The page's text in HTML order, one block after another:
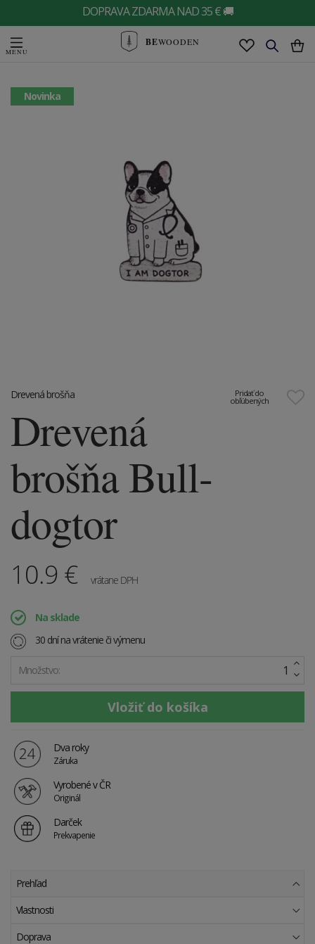
DOPRAVA ZDARMA NAD 35 € 🚚
BEWOODEN
Novinka
Pridať do
obľúbených
Drevená brošňa
Drevená
brošňa Bull-
dogtor
10.9 € vrátane DPH
Na sklade
30 dní na vrátenie či výmenu
Množstvo:
Dva roky
Záruka
Vyrobené v ČR
Originál
Darček
Prekvapenie
Prehľad
Vlastnosti
Doprava